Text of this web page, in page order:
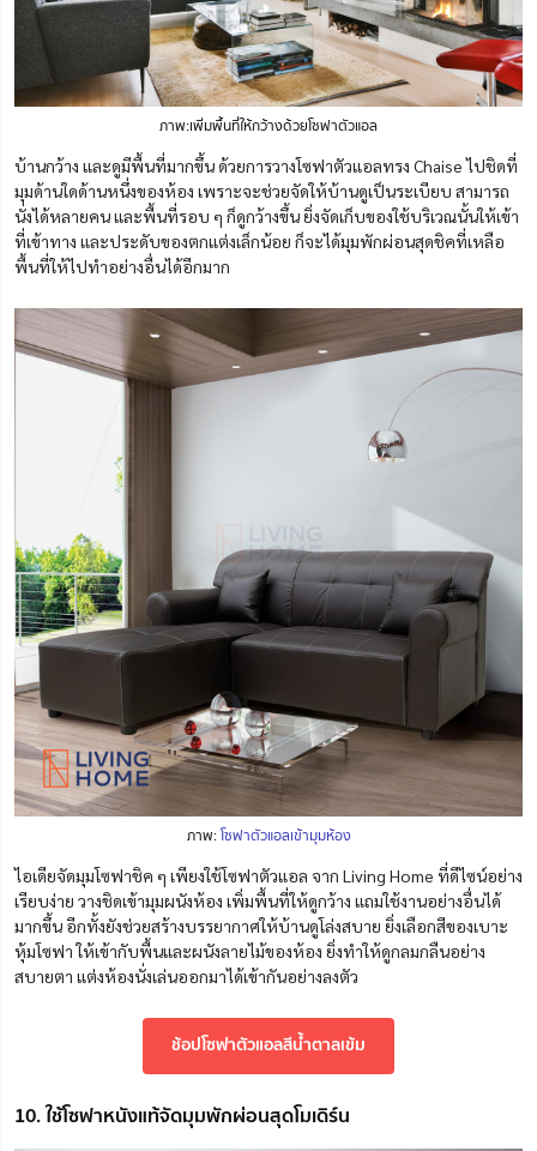
ภาพ:เพิ่มพื้นที่ให้กว้างด้วยโซฟาตัวแอล
บ้านกว้าง และดูมีพื้นที่มากขึ้น ด้วยการวางโซฟาตัวแอลทรง Chaise ไปชิดที่
มุมด้านใดด้านหนึ่งของห้อง เพราะจะช่วยจัดให้บ้านดูเป็นระเบียบ สามารถ
นั่งได้หลายคน และพื้นที่รอบ ๆ ก็ดูกว้างขึ้น ยิ่งจัดเก็บของใช้บริเวณนั้นให้เข้า
ที่เข้าทาง และประดับของตกแต่งเล็กน้อย ก็จะได้มุมพักผ่อนสุดชิคที่เหลือ
พื้นที่ให้ไปทำอย่างอื่นได้อีกมาก
ภาพ:โซฟาตัวแอลเข้ามุมห้อง
ไอเดียจัดมุมโซฟาชิค ๆ เพียงใช้โซฟาตัวแอล จาก Living Home ที่ดีไซน์อย่าง
เรียบง่าย วางชิดเข้ามุมผนังห้อง เพิ่มพื้นที่ให้ดูกว้าง แถมใช้งานอย่างอื่นได้
มากขึ้น อีกทั้งยังช่วยสร้างบรรยากาศให้บ้านดูโล่งสบาย ยิ่งเลือกสีของเบาะ
หุ้มโซฟา ให้เข้ากับพื้นและผนังลายไม้ของห้อง ยิ่งทำให้ดูกลมกลืนอย่าง
สบายตา แต่งห้องนั่งเล่นออกมาได้เข้ากันอย่างลงตัว
ช้อปโซฟาตัวแอลสีน้ำตาลเข้ม
10. ใช้โซฟาหนังแท้จัดมุมพักผ่อนสุดโมเดิร์น